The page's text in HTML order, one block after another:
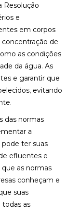
Resolução
e
em corpos
de
as condições
da água. As
e garantir que
evitando
das normas
a
pode ter suas
efluentes e
as normas
conheçam e
suas
as